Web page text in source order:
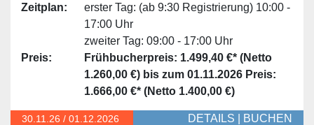
Zeitplan:
erster Tag: (ab 9:30 Registrierung) 10:00 -
17:00 Uhr
zweiter Tag: 09:00 - 17:00 Uhr
Preis:
Frühbucherpreis: 1.499,40 €* (Netto
1.260,00 €) bis zum 01.11.2026 Preis:
1.666,00 €* (Netto 1.400,00 €)
30.11. 26 / 01.12.2026 DETAILS BUCHEN